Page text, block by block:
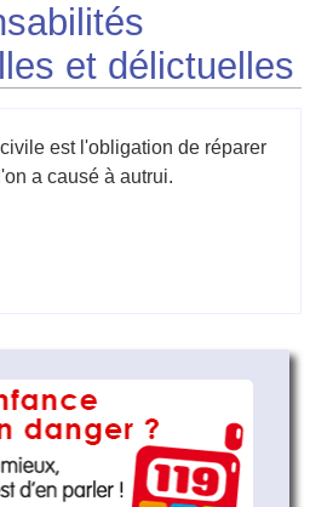
et délictuelles
est l'obligation de réparer
a causé à autrui.